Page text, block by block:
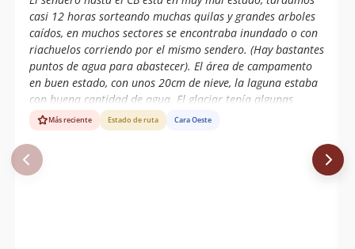
casi 12 horas sorteando muchas quilas y grandes arboles
caídos, en muchos sectores se encontraba inundado o con
riachuelos corriendo por el mismo sendero. (Hay bastantes
puntos de agua para abastecer). El área de campamento
en buen estado, con unos 20cm de nieve, la laguna estaba
con buena cantidad de agua. El glaciar tenía algunas
grietas bastante grandes pero a la vista, los puentes de
nieve bastantes firmes; buena nieve en general con algunos
sectores de placas de viento. Habían rastros de avalancha
de placa desde unos 20 mts por debajo de la cumbre.
Más reciente Estado de ruta Cara Oeste